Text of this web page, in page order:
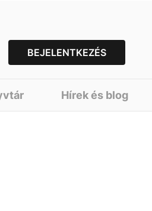
BEJELENTKEZÉS
Hírek és blog